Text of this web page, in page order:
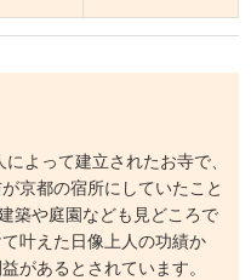
よって建立されたお寺で、
京都の宿所にしていたこと
築や庭園なども見どころで
叶えた日像上人の功績か
があるとされています。